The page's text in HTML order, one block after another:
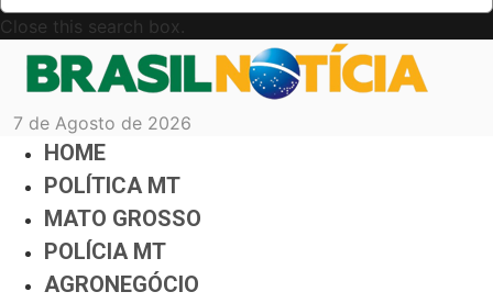
Close this search box.
7 de Agosto de 2026
HOME
POLÍTICA MT
MATO GROSSO
POLÍCIA MT
AGRONEGÓCIO